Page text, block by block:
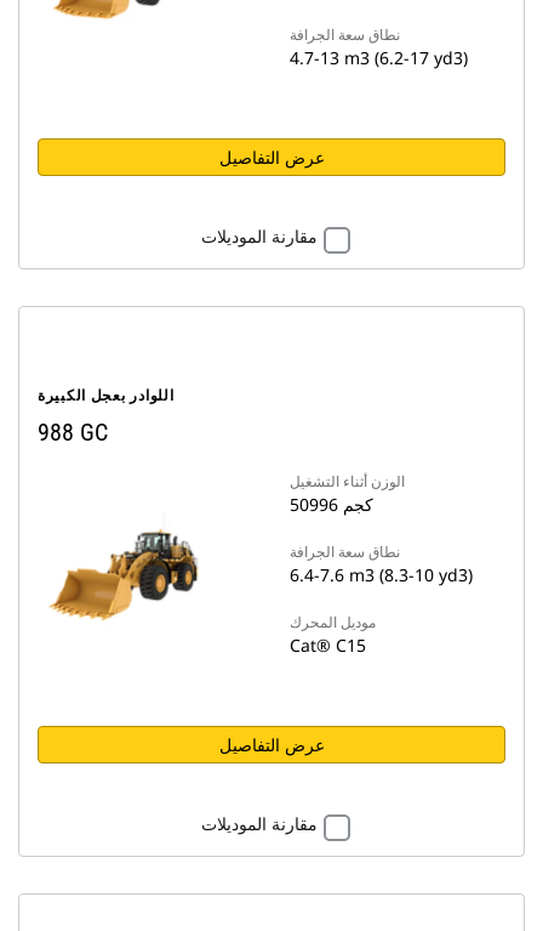
نطاق سعة الجرافة
4.7-13 m3 (6.2-17 yd3)
عرض التفاصيل
مقارنة الموديلات
اللوادر بعجل الكبيرة
988 GC
الوزن أثناء التشغيل
50996 كجم
نطاق سعة الجرافة
6.4-7.6 m3 (8.3-10 yd3)
موديل المحرك
Cat® C15
عرض التفاصيل
مقارنة الموديلات